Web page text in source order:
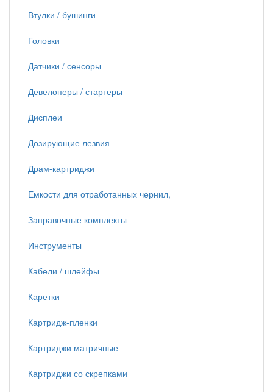
Втулки / бушинги
Головки
Датчики / сенсоры
Девелоперы / стартеры
Дисплеи
Дозирующие лезвия
Драм-картриджи
Емкости для отработанных чернил,
Заправочные комплекты
Инструменты
Кабели / шлейфы
Каретки
Картридж-пленки
Картриджи матричные
Картриджи со скрепками